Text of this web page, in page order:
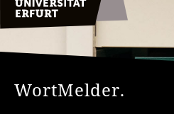
WortMelder.